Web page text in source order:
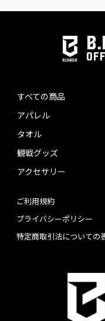
すべての商品
アパレル
タオル
観戦グッズ
アクセサリー
ご利用規約
プライバシーポリシー
特定商取引法についての